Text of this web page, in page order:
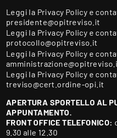
Leggi la Privacy Policy e
presidente@opitreviso.it
Leggi la Privacy Policy e
protocollo@opitreviso.it
Leggi la Privacy Policy e
Leggi la Privacy Policy e
treviso@cert.ordine-opi.it
APERTURA SPORTELLO AL
APPUNTAMENTO.
FRONT OFFICE TELEFONICO:
9.30 alle 12.30